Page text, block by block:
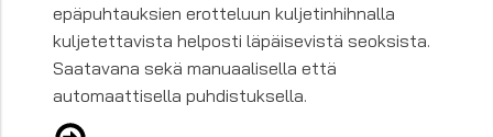
epäpuhtauksien erotteluun kuljetinhihnalla
kuljetettavista helposti läpäisevistä seoksista.
Saatavana sekä manuaalisella että
automaattisella puhdistuksella.